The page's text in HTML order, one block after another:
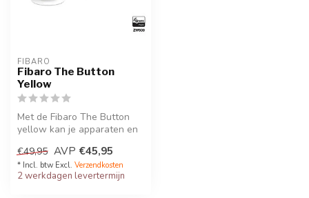
FIBARO
Fibaro The Button
Yellow
Met de Fibaro The Button
yellow kan je apparaten en
syst...
€49,95 AVP €45,95
* Incl. btw Excl. Verzendkosten
2 werkdagen levertermijn